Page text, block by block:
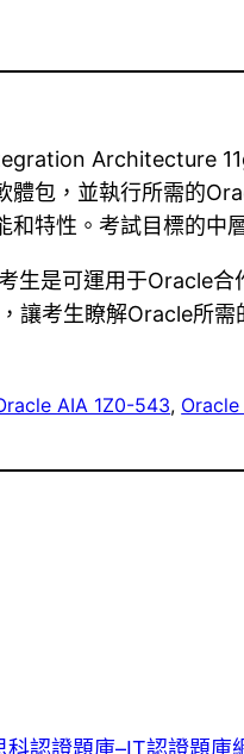
Architecture
體包，並執行所需的
和特性。考試目標的中
生是可運用于Oracle合
讓考生瞭解Oracle所需
AIA 1Z0-543,
認證題庫–IT認證題庫